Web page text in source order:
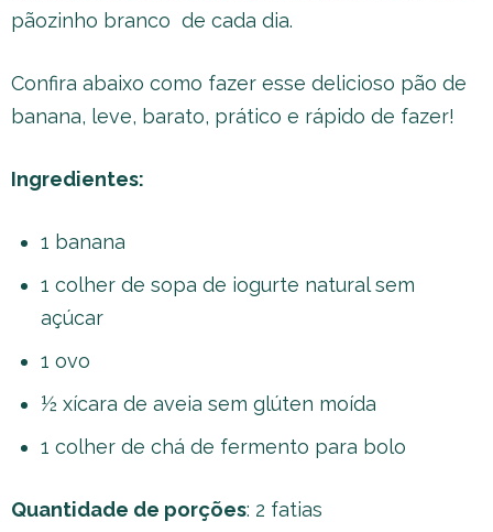
pãozinho branco de cada dia.
Confira abaixo como fazer esse delicioso pão de
banana, leve, barato, prático e rápido de fazer!
Ingredientes:
1 banana
1 colher de sopa de iogurte natural sem
açúcar
1 ovo
½ xícara de aveia sem glúten moída
1 colher de chá de fermento para bolo
Quantidade de porções: 2 fatias